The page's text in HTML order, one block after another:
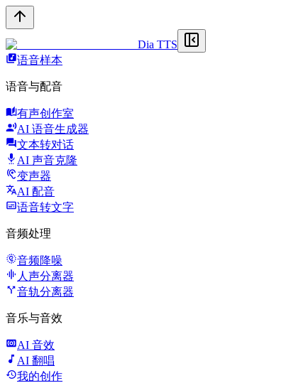
Dia TTS
语音样本
语音与配音
有声创作室
AI 语音生成器
文本转对话
AI 声音克隆
变声器
AI 配音
语音转文字
音频处理
音频降噪
人声分离器
音轨分离器
音乐与音效
AI 音效
AI 翻唱
我的创作